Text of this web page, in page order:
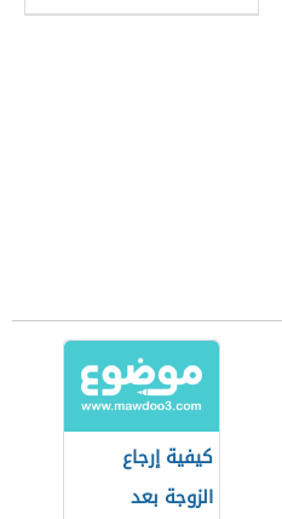
كيفية إرجاع
الزوجة بعد